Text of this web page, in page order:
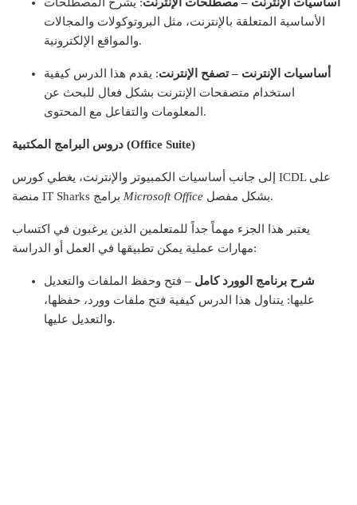
الأساسية المتعلقة بالإنترنت، مثل البروتوكولات والمجالات
والمواقع الإلكترونية.
أساسيات الإنترنت – تصفح الإنترنت: يقدم هذا الدرس كيفية
استخدام متصفحات الإنترنت بشكل فعال للبحث عن
المعلومات والتفاعل مع المحتوى.
دروس البرامج المكتبية (Office Suite)
إلى جانب أساسيات الكمبيوتر والإنترنت، يغطي كورس ICDL على
Microsoft Office بشكل مفصل.
يعتبر هذا الجزء مهماً جداً للمتعلمين الذين يرغبون في اكتساب
مهارات عملية يمكن تطبيقها في العمل أو الدراسة:
شرح برنامج الوورد كامل – فتح وحفظ الملفات والتعديل
عليها: يتناول هذا الدرس كيفية فتح ملفات وورد، حفظها،
والتعديل عليها.